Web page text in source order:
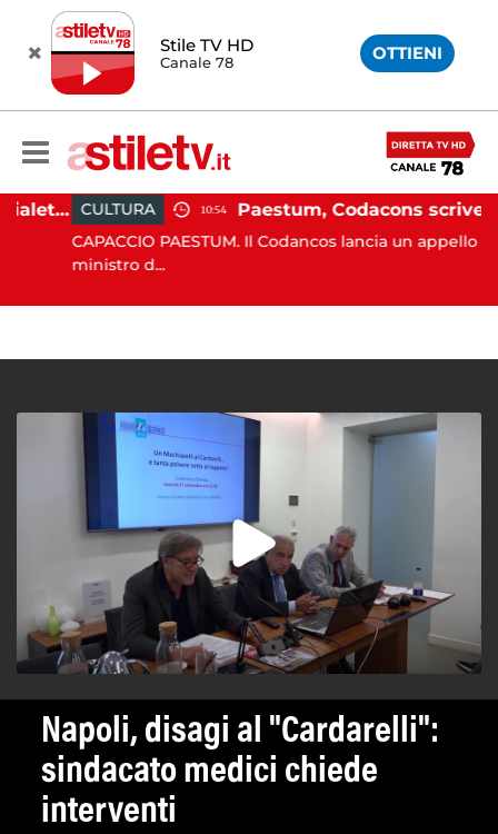
Stile TV HD
Canale 78 OTTIENI
Martina Carbonaro, braccialetto elettronico per i genitori della 14enne uccisa dall'ex CULTURA 10:54 Paestum, Codacons scrive al ministro Giuli: "Rilanciare scavi dell'Anfiteatro nell'area archeologica"
CAPACCIO PAESTUM. Il Codancos lancia un appello al
ministro d...
Napoli, disagi al "Cardarelli":
sindacato medici chiede
interventi